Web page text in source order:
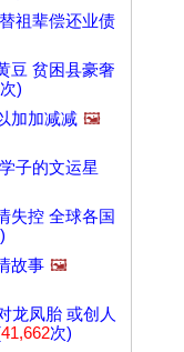
祖辈偿还业债
豆 贫困县豪奢
次)
加加减减 🖼️
子的文运星
失控 全球各国
故事 🖼️
龙凤胎 或创人
41,662次)